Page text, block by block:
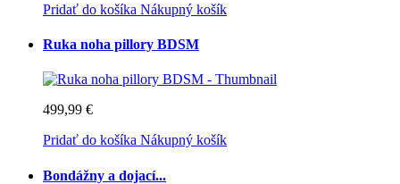
Pridať do košíka Nákupný košík
Ruka noha pillory BDSM
499,99 €
Pridať do košíka Nákupný košík
Bondážny a dojací...